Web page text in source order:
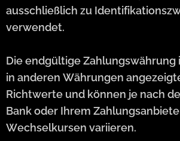
ausschließlich zu
verwendet.
Die endgültige Zahlungswährung
in anderen Währungen
Richtwerte und können je nach
Bank oder Ihrem
Wechselkursen variieren.